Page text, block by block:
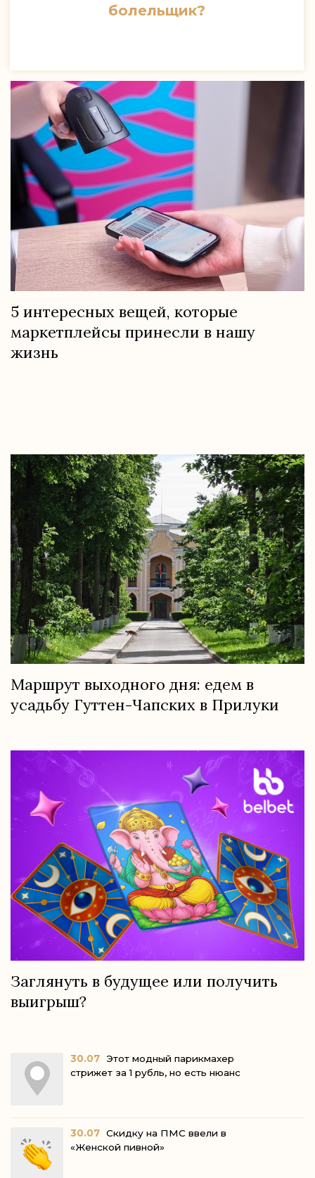
болельщик?
5 интересных вещей, которые
маркетплейсы принесли в нашу
жизнь
Маршрут выходного дня: едем в
усадьбу Гуттен-Чапских в Прилуки
Заглянуть в будущее или получить
выигрыш?
30.07 Этот модный парикмахер
стрижет за 1 рубль, но есть нюанс
30.07 Скидку на ПМС ввели в
«Женской пивной»